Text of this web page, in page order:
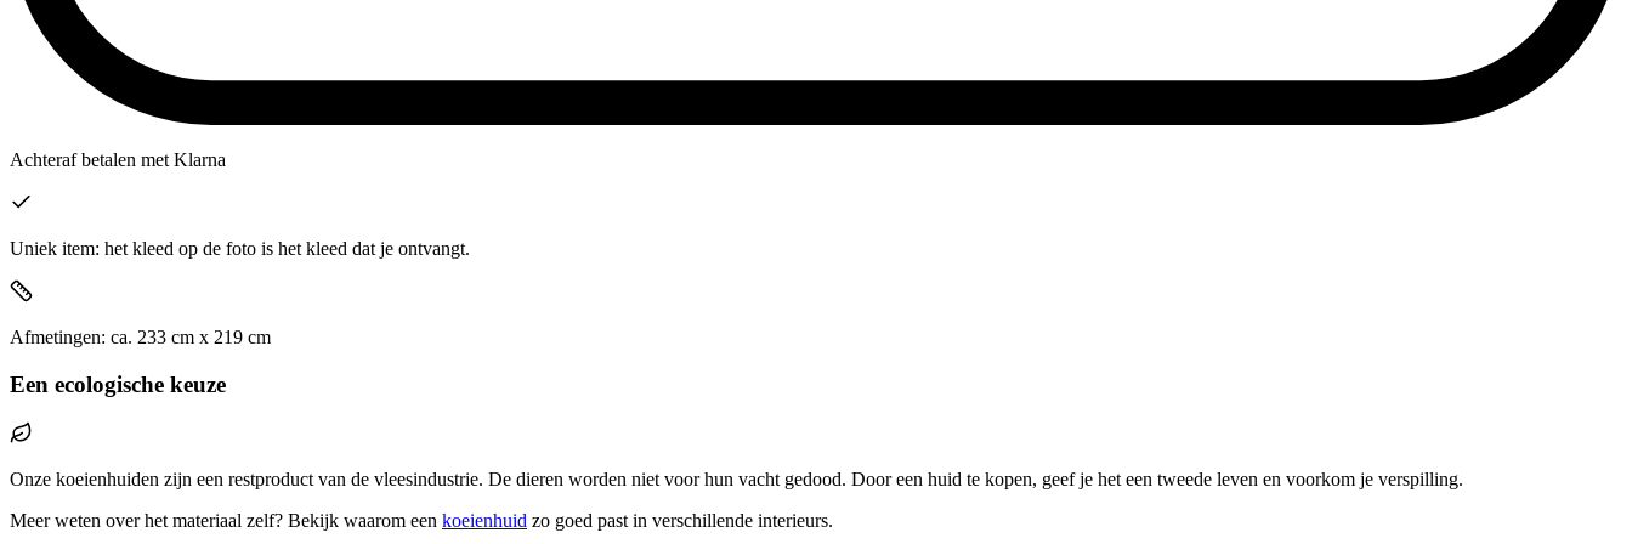
Achteraf betalen met Klarna
Uniek item: het kleed op de foto is het kleed dat je ontvangt.
Afmetingen: ca. 233 cm x 219 cm
Een ecologische keuze
Onze koeienhuiden zijn een restproduct van de vleesindustrie. De dieren worden niet voor hun vacht gedood. Door een huid te kopen, geef je het een tweede leven en voorkom je verspilling.
Meer weten over het materiaal zelf? Bekijk waarom een koeienhuid zo goed past in verschillende interieurs.